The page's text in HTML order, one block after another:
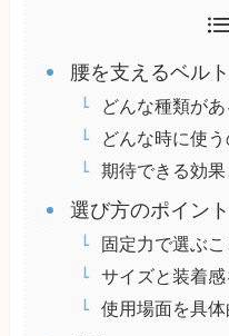
腰を支えるベル
どんな種類が
どんな時に使
期待できる効果
選び方のポイント
固定力で選ぶこ
サイズと装着
使用場面を具